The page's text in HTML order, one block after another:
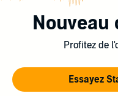
Nouveau
Profitez de
Essayez